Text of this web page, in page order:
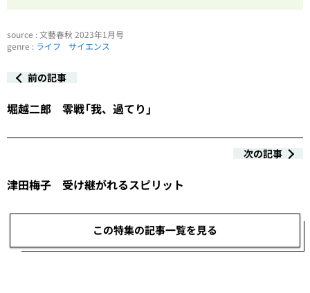
source : 文藝春秋 2023年1月号
genre : ライフ サイエンス
前の記事
堀越二郎 零戦「我、過てり」
次の記事
津田梅子 受け継がれるスピリット
この特集の記事一覧を見る